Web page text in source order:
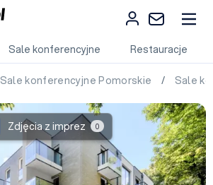
Sale konferencyjne Restauracje
Sale konferencyjne Pomorskie / Sale
Zdjęcia z imprez 0